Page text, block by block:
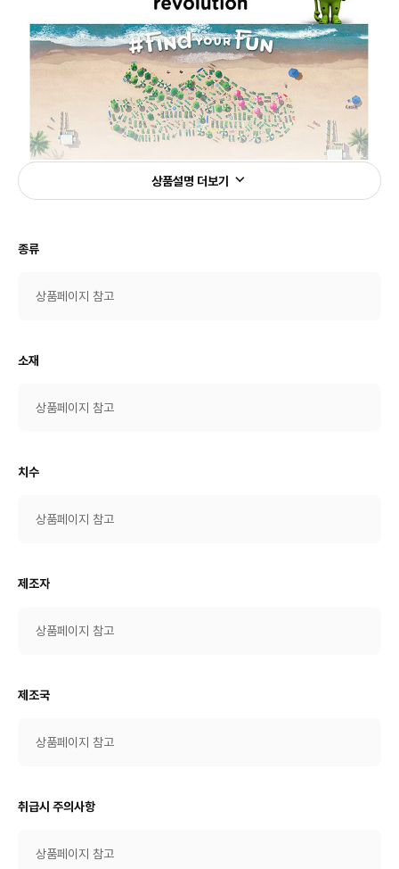
상품설명 더보기
종류
상품페이지 참고
소재
상품페이지 참고
치수
상품페이지 참고
제조자
상품페이지 참고
제조국
상품페이지 참고
취급시 주의사항
상품페이지 참고